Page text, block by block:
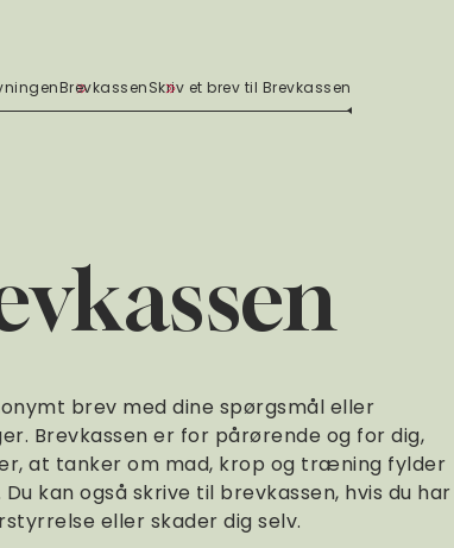
BrevkassenSkriv et brev til Brevkassen
brev med dine spørgsmål eller
Brevkassen er for pårørende og for dig,
at tanker om mad, krop og træning fylder
kan også skrive til brevkassen, hvis du har
eller skader dig selv.